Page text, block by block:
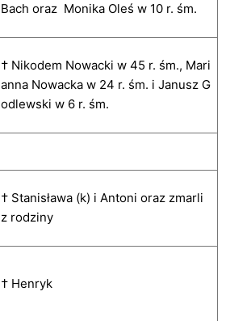
Bach oraz Monika Oleś w 10 r. śm.
† Nikodem Nowacki w 45 r. śm., Mari
anna Nowacka w 24 r. śm. i Janusz G
odlewski w 6 r. śm.
† Stanisława (k) i Antoni oraz zmarli
z rodziny
† Henryk